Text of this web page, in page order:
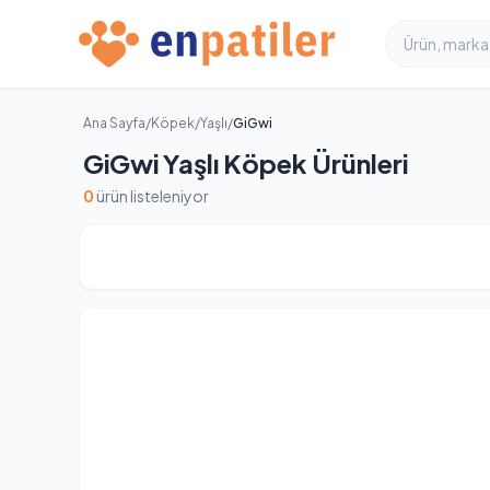
Ana Sayfa/Köpek/Yaşlı/GiGwi
GiGwi Yaşlı Köpek Ürünleri
0 ürün listeleniyor